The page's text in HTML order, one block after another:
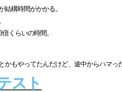
構時間がかかる。
くらいの時間。
もやってたんだけど、途中からハマっ
スト